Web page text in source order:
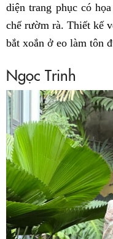
diện trang phục có
chế rườm rà. Thiết kế
bắt xoắn ở eo làm tôn
Ngọc Trinh